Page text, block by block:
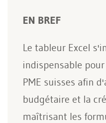
EN BREF
Le tableur Excel
indispensable
PME suisses afin
budgétaire et la
maîtrisant les